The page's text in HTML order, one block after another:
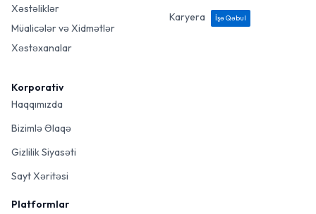
Xəstəliklər
Müalicələr və Xidmətlər
Xəstəxanalar
Karyera
İşə Qəbul
Korporativ
Haqqımızda
Bizimlə Əlaqə
Gizlilik Siyasəti
Sayt Xəritəsi
Platformlar